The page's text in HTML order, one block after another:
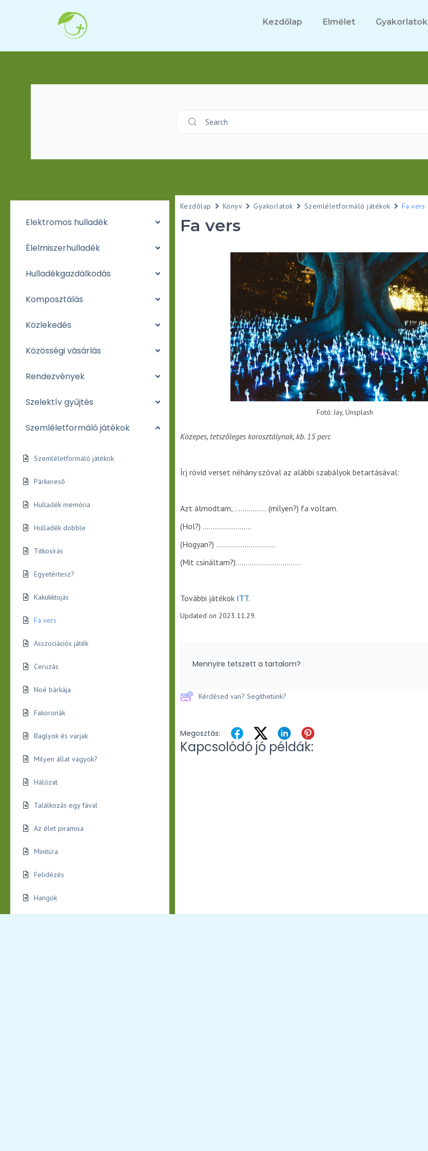
Kezdőlap Elmélet Gyakorlatok
Search
Elektromos hulladék
Élelmiszerhulladék
Hulladékgazdálkodás
Komposztálás
Közlekedés
Közösségi vásárlás
Rendezvények
Szelektív gyűjtés
Szemléletformáló játékok
Szemléletformáló játékok
Párkereső
Hulladék memória
Hulladék dobble
Titkosírás
Egyetértesz?
Kakukktojás
Fa vers
Asszociációs játék
Ceruzás
Noé bárkája
Fakoronák
Baglyok és varjak
Milyen állat vagyok?
Hálózat
Találkozás egy fával
Az élet piramisa
Minitúra
Felidézés
Hangok
Kezdőlap Könyv Gyakorlatok Szemléletformáló játékok Fa vers
Fa vers
Fotó: Jay, Unsplash
Közepes, tetszőleges korosztálynak, kb. 15 perc
Írj rövid verset néhány szóval az alábbi szabályok betartásával:
Azt álmodtam, ……………. (milyen?) fa voltam.
(Hol?) ……………………
(Hogyan?) ………………………..
(Mit csináltam?)…………………………..
További játékok ITT.
Updated on 2023.11.29.
Mennyire tetszett a tartalom?
Kérdésed van? Segíthetünk?
Megosztás:
Kapcsolódó jó példák: